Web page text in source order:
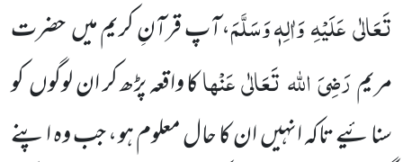
تَعَالٰیعَلَیْہِوَاٰلِہٖ وَسَلَّمَ،آپ قرآنِ کریم میںحضرت
مریمرَضِیَاللہتَعَالٰیعَنْہاکا واقعہ پڑھ کر ان لوگوںکو
سنائیے تاکہ انہیںان کا حال معلوم ہو ، جب وہ اپنے